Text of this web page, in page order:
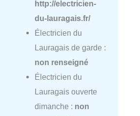
http://electricien-
du-lauragais.fr/
Électricien du
Lauragais de garde :
non renseigné
Électricien du
Lauragais ouverte
dimanche : non